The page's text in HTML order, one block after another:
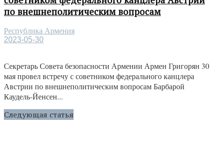
по внешнеполитическим вопросам
Республика Армения
2023-05-30
Секретарь Совета безопасности Армении Армен Григорян 30
мая провел встречу с советником федерального канцлера
Австрии по внешнеполитическим вопросам Барбарой
Каудель-Йенсен...
Следующая статья